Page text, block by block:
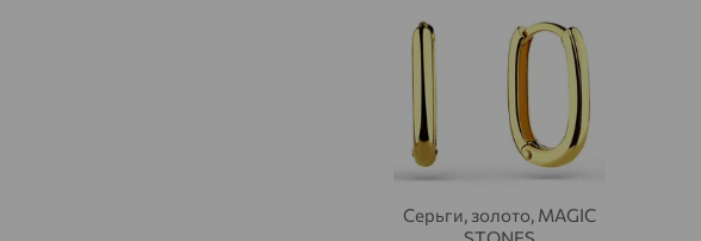
Серьги, золото, MAGICАнапа